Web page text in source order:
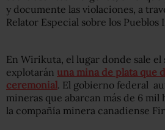
y documente las violaciones, a
Relator Especial sobre los Pueblos
En Wirikuta, el lugar donde sale el
explotarán una mina de plata que
ceremonial. El gobierno federal
mineras que abarcan más de 6
la compañía minera canadiense